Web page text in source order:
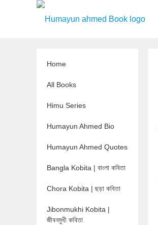
Home
All Books
Himu Series
Humayun Ahmed Bio
Humayun Ahmed Quotes
Bangla Kobita | বাংলা কবিতা
Chora Kobita | ছড়া কবিতা
Jibonmukhi Kobita |
জীবনমুখী কবিতা